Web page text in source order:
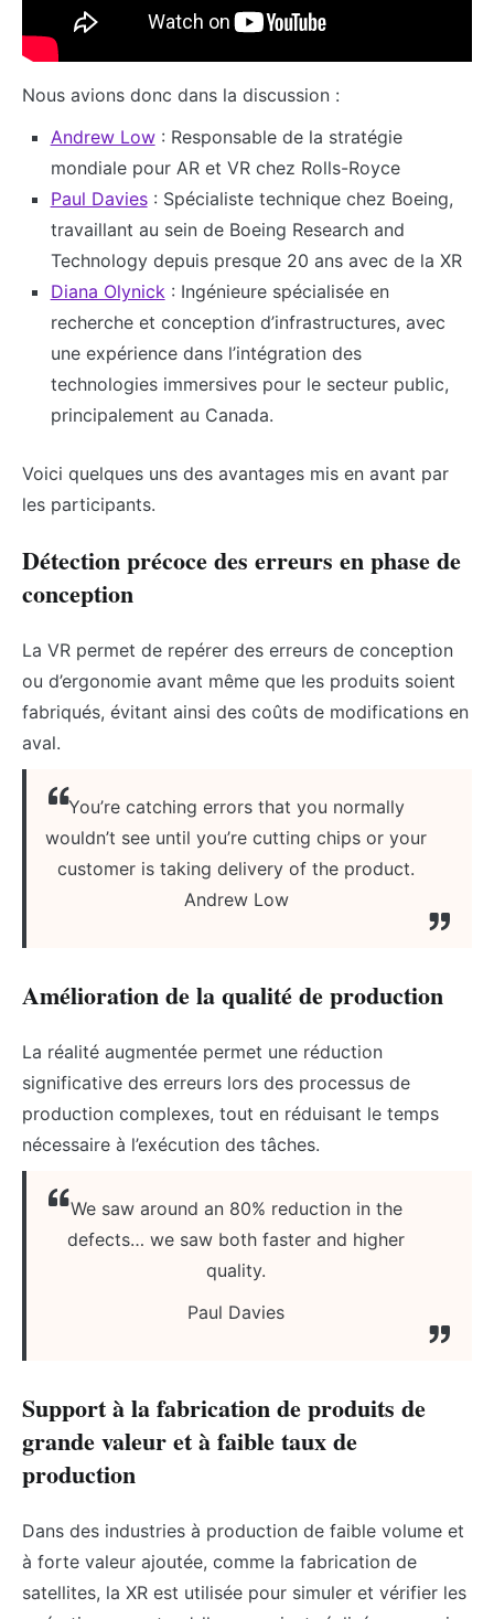
Nous avions donc dans la discussion :
Andrew Low: Responsable de la stratégie
mondiale pour AR et VR chez Rolls-Royce
Paul Davies: Spécialiste technique chez Boeing,
travaillant au sein de Boeing Research and
Technology depuis presque 20 ans avec de la XR
Diana Olynick : Ingénieure spécialisée en
recherche et conception d’infrastructures, avec
une expérience dans l’intégration des
technologies immersives pour le secteur public,
principalement au Canada.
Voici quelques uns des avantages mis en avant par
les participants.
Détection précoce des erreurs en phase de
conception
La VR permet de repérer des erreurs de conception
ou d’ergonomie avant même que les produits soient
fabriqués, évitant ainsi des coûts de modifications en
aval.
You’re catching errors that you normally
wouldn’t see until you’re cutting chips or your
customer is taking delivery of the product.
Andrew Low
Amélioration de la qualité de production
La réalité augmentée permet une réduction
significative des erreurs lors des processus de
production complexes, tout en réduisant le temps
nécessaire à l’exécution des tâches.
We saw around an 80% reduction in the
defects… we saw both faster and higher
quality.
Paul Davies
Support à la fabrication de produits de
grande valeur et à faible taux de
production
Dans des industries à production de faible volume et
à forte valeur ajoutée, comme la fabrication de
satellites, la XR est utilisée pour simuler et vérifier les